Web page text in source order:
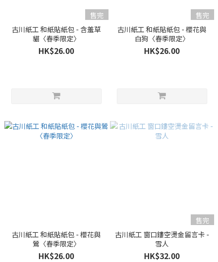
售完
古川紙工 和紙貼紙包 - 含羞草
貓〈春季限定〉
HK$26.00
售完
古川紙工 和紙貼紙包 - 櫻花與
白狗〈春季限定〉
HK$26.00
古川紙工 和紙貼紙包 - 櫻花與
鶯〈春季限定〉
HK$26.00
售完
古川紙工 窗口鏤空燙金留言卡 -
雪人
HK$32.00